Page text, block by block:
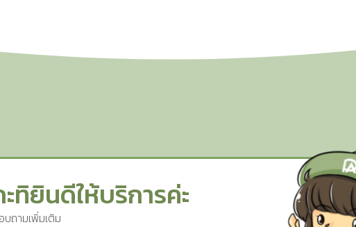
ทิยินดีให้บริการค่ะ
บถามเพิ่มเติม